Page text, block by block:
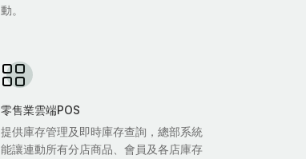
動。
零售業雲端POS
提供庫存管理及即時庫存查詢，總部系統
能讓連動所有分店商品、會員及各店庫存